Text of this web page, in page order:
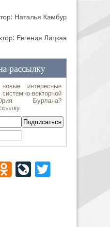
Наталья Камбур
Евгения Лицкая
Odnoklassniki
LiveJournal